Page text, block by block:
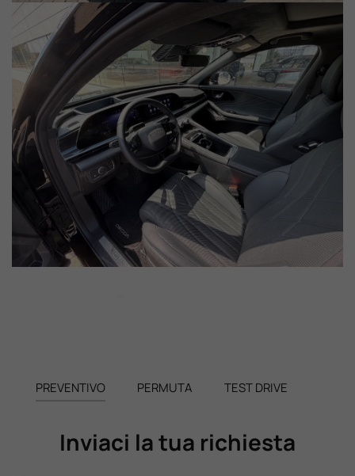
PREVENTIVO PERMUTA TEST DRIVE
Inviaci la tua richiesta